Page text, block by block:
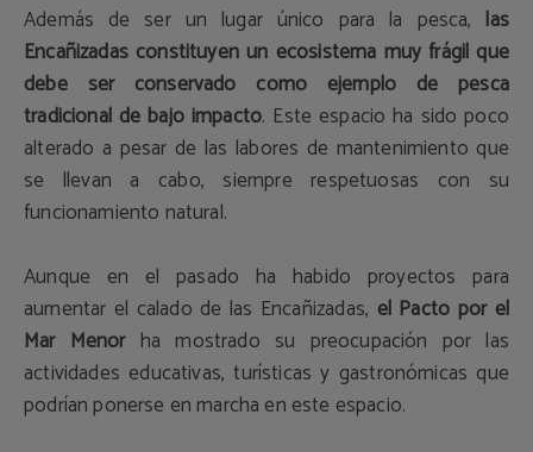
Además de ser un lugar único para la pesca,las
Encañizadas constituyen un ecosistema muy frágil que
debe ser conservado como ejemplo de pesca
tradicional de bajo impacto. Este espacio ha sido poco
alterado a pesar de las labores de mantenimiento que
se llevan a cabo, siempre respetuosas con su
funcionamiento natural.
Aunque en el pasado ha habido proyectos para
aumentar el calado de las Encañizadas, el Pacto por el
Mar Menorha mostrado su preocupación por las
actividades educativas, turísticas y gastronómicas que
podrían ponerse en marcha en este espacio.